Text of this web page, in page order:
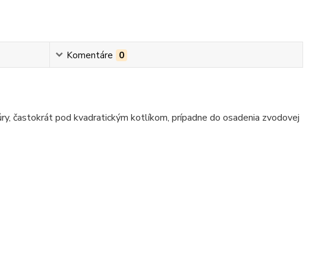
Komentáre 0
častokrát pod kvadratickým kotlíkom, prípadne do osadenia zvodovej